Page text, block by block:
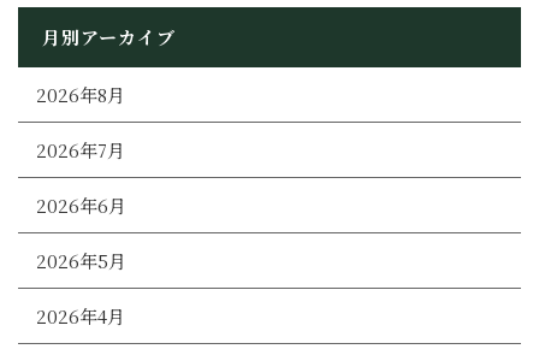
月別アーカイブ
2026年8月
2026年7月
2026年6月
2026年5月
2026年4月